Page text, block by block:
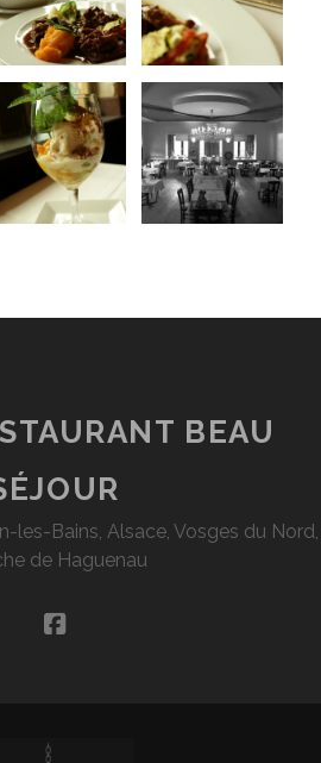
BEAU
les-Bains, Alsace, Vosges du Nord,
de Haguenau
facebook